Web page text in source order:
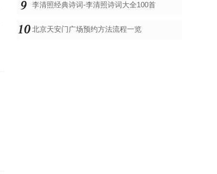
李清照经典诗词-李清照诗词大全100首
北京天安门广场预约方法流程一览